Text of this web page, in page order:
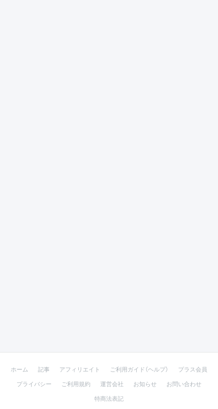
ホーム 記事 アフィリエイト ご利用ガイド（ヘルプ）
プラス会員
プライバシー
ご利用規約 運営会社 お知らせ
お問い合わせ
特商法表記